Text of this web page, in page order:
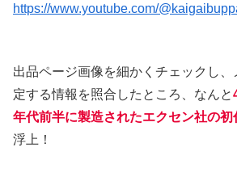
https://www.youtube.com/
出品ページ画像を細かくチェックし
定する情報を照合したところ、なんと
年代前半に製造されたエクセン社の初
浮上！